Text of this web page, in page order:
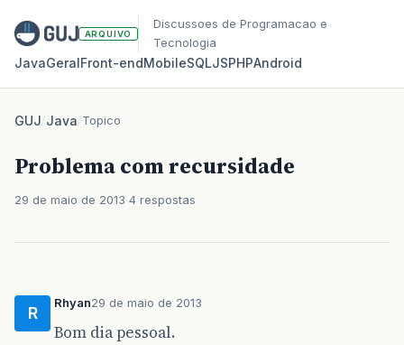
ARQUIVO
Discussoes de Programacao e
Tecnologia
JavaGeralFront‑endMobileSQLJSPHPAndroid
GUJ/Java/Topico
Problema com recursidade
29 de maio de 2013 4 respostas
R
Rhyan29 de maio de 2013
Bom dia pessoal.